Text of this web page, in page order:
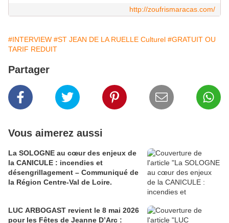
http://zoufrismaracas.com/
#INTERVIEW #ST JEAN DE LA RUELLE Culturel #GRATUIT OU
TARIF REDUIT
Partager
Vous aimerez aussi
La SOLOGNE au cœur des enjeux de
la CANICULE : incendies et
désengrillagement – Communiqué de
la Région Centre-Val de Loire.
LUC ARBOGAST revient le 8 mai 2026
pour les Fêtes de Jeanne D’Arc :